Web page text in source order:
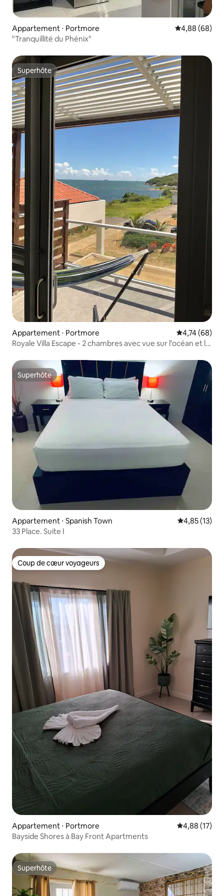
Appartement ⋅ Portmore Évaluation
4,88 (68)
"Tranquillité du Phénix"
Superhôte
Superhôte
Appartement ⋅ Portmore Évaluation
4,74 (68)
Royale Villa Escape - 2 chambres avec vue sur l'océan et la
Superhôte
Superhôte
Appartement ⋅ Spanish Town Évaluation
4,85 (13)
33 Place. Suite I
Coup de cœur voyageurs
Coup de cœur voyageurs
Appartement ⋅ Portmore Évaluation
4,88 (17)
Bayside Shores à Bay Front Apartments
Superhôte
Superhôte